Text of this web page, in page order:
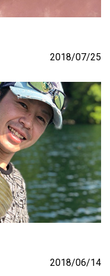
2018/07/25
2018/06/14